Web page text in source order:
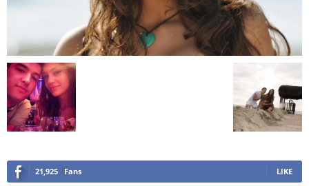
21,925 Fans LIKE